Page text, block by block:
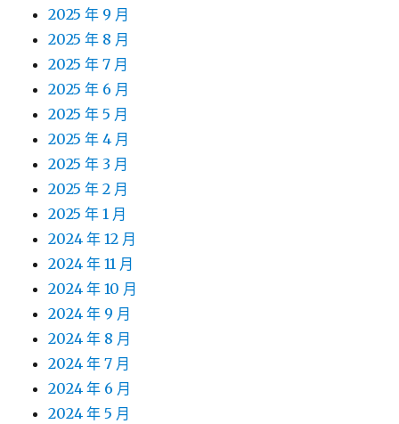
2025 年 9 月
2025 年 8 月
2025 年 7 月
2025 年 6 月
2025 年 5 月
2025 年 4 月
2025 年 3 月
2025 年 2 月
2025 年 1 月
2024 年 12 月
2024 年 11 月
2024 年 10 月
2024 年 9 月
2024 年 8 月
2024 年 7 月
2024 年 6 月
2024 年 5 月